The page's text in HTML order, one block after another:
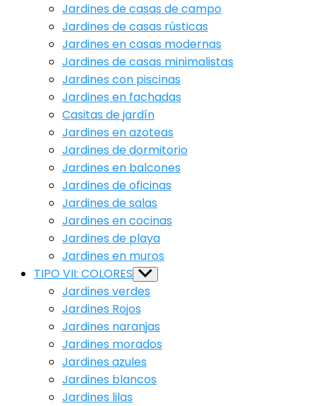
Jardines de casas de campo
Jardines de casas rústicas
Jardines en casas modernas
Jardines de casas minimalistas
Jardines con piscinas
Jardines en fachadas
Casitas de jardín
Jardines en azoteas
Jardines de dormitorio
Jardines en balcones
Jardines de oficinas
Jardines de salas
Jardines en cocinas
Jardines de playa
Jardines en muros
TIPO VII: COLORES Show
sub
menu
Jardines verdes
Jardines Rojos
Jardines naranjas
Jardines morados
Jardines azules
Jardines blancos
Jardines lilas